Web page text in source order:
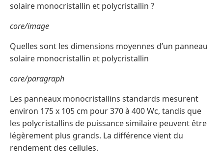
solaire monocristallin et polycristallin ?
core/image
Quelles sont les dimensions moyennes d’un panneau
solaire monocristallin et polycristallin
core/paragraph
Les panneaux monocristallins standards mesurent
environ 175 x 105 cm pour 370 à 400 Wc, tandis que
les polycristallins de puissance similaire peuvent être
légèrement plus grands. La différence vient du
rendement des cellules.